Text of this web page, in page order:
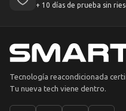
+ 10 días de prueba sin
Tecnología reacondicionada
Tu nueva tech viene dentro.